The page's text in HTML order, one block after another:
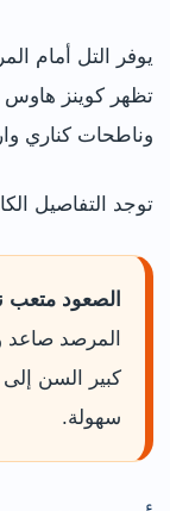
يوفر التل أمام
تظهر كوينز هاوس
وناطحات كناري
توجد التفاصيل
الصعود متعب
المرصد صاعد
كبير السن
سهولة.